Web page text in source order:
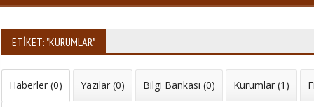
ETIKET: "KURUMLAR"
Haberler (0) Yazılar (0) Bilgi Bankası (0) Kurumlar (1)